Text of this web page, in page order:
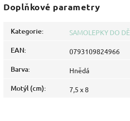
Doplňkové parametry
Kategorie: SAMOLEPKY DO
EAN: 0793109824966
Barva: Hnědá
Motýl (cm): 7,5 x 8